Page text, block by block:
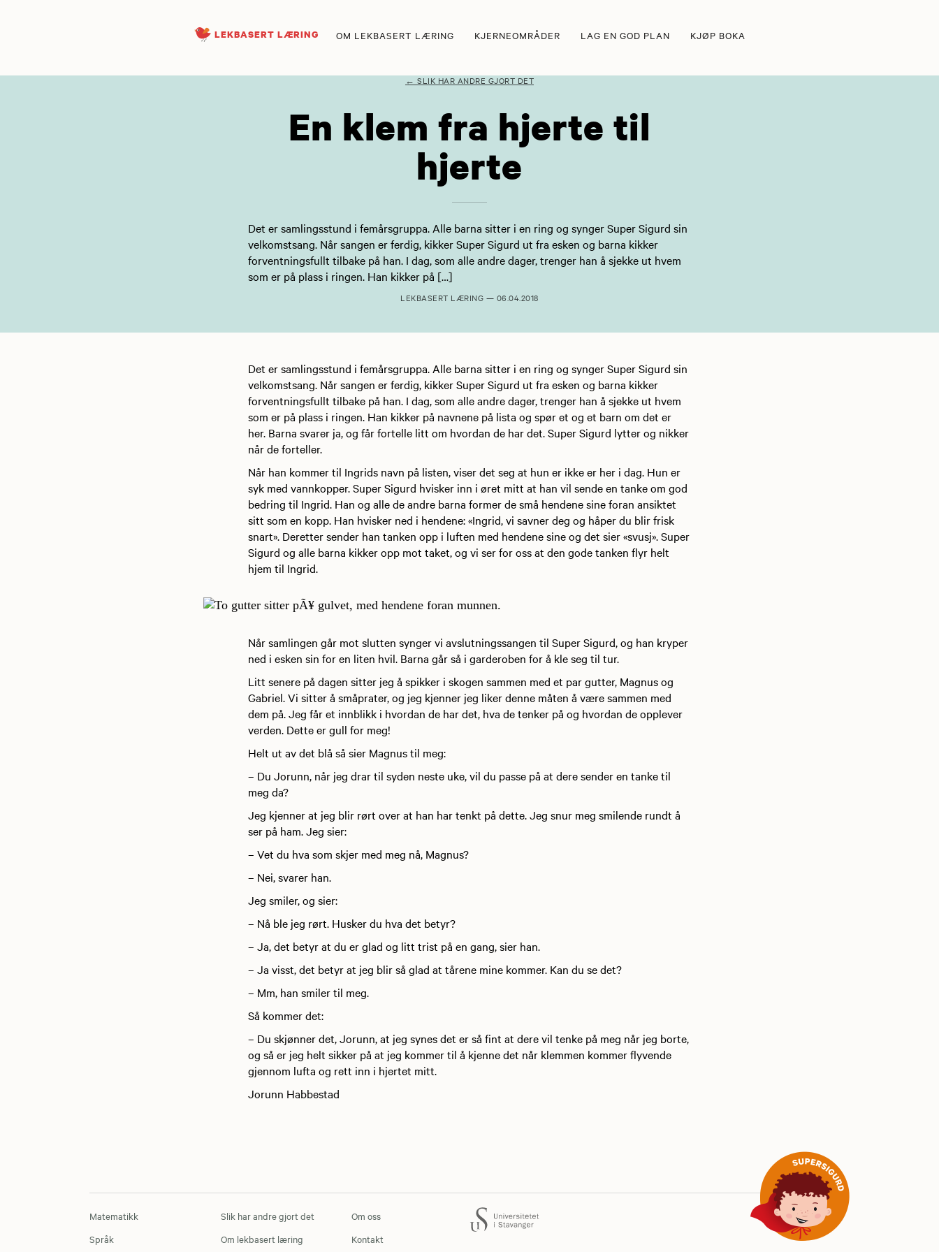
LEKBASERT LÆRING OM LEKBASERT LÆRING KJERNEOMRÅDER LAG EN GOD PLAN KJØP BOKA
← SLIK HAR ANDRE GJORT DET
En klem fra hjerte til
hjerte
Det er samlingsstund i femårsgruppa. Alle barna sitter i en ring og synger Super Sigurd sin
velkomstsang. Når sangen er ferdig, kikker Super Sigurd ut fra esken og barna kikker
forventningsfullt tilbake på han. I dag, som alle andre dager, trenger han å sjekke ut hvem
som er på plass i ringen. Han kikker på […]
LEKBASERT LÆRING — 06.04.2018
Det er samlingsstund i femårsgruppa. Alle barna sitter i en ring og synger Super Sigurd sin
velkomstsang. Når sangen er ferdig, kikker Super Sigurd ut fra esken og barna kikker
forventningsfullt tilbake på han. I dag, som alle andre dager, trenger han å sjekke ut hvem
som er på plass i ringen. Han kikker på navnene på lista og spør et og et barn om det er
her. Barna svarer ja, og får fortelle litt om hvordan de har det. Super Sigurd lytter og nikker
når de forteller.
Når han kommer til Ingrids navn på listen, viser det seg at hun er ikke er her i dag. Hun er
syk med vannkopper. Super Sigurd hvisker inn i øret mitt at han vil sende en tanke om god
bedring til Ingrid. Han og alle de andre barna former de små hendene sine foran ansiktet
sitt som en kopp. Han hvisker ned i hendene: «Ingrid, vi savner deg og håper du blir frisk
snart». Deretter sender han tanken opp i luften med hendene sine og det sier «svusj». Super
Sigurd og alle barna kikker opp mot taket, og vi ser for oss at den gode tanken flyr helt
hjem til Ingrid.
Når samlingen går mot slutten synger vi avslutningssangen til Super Sigurd, og han kryper
ned i esken sin for en liten hvil. Barna går så i garderoben for å kle seg til tur.
Litt senere på dagen sitter jeg å spikker i skogen sammen med et par gutter, Magnus og
Gabriel. Vi sitter å småprater, og jeg kjenner jeg liker denne måten å være sammen med
dem på. Jeg får et innblikk i hvordan de har det, hva de tenker på og hvordan de opplever
verden. Dette er gull for meg!
Helt ut av det blå så sier Magnus til meg:
– Du Jorunn, når jeg drar til syden neste uke, vil du passe på at dere sender en tanke til
meg da?
Jeg kjenner at jeg blir rørt over at han har tenkt på dette. Jeg snur meg smilende rundt å
ser på ham. Jeg sier:
– Vet du hva som skjer med meg nå, Magnus?
– Nei, svarer han.
Jeg smiler, og sier:
– Nå ble jeg rørt. Husker du hva det betyr?
– Ja, det betyr at du er glad og litt trist på en gang, sier han.
– Ja visst, det betyr at jeg blir så glad at tårene mine kommer. Kan du se det?
– Mm, han smiler til meg.
Så kommer det:
– Du skjønner det, Jorunn, at jeg synes det er så fint at dere vil tenke på meg når jeg borte,
og så er jeg helt sikker på at jeg kommer til å kjenne det når klemmen kommer flyvende
gjennom lufta og rett inn i hjertet mitt.
Jorunn Habbestad
Matematikk
Språk
Slik har andre gjort det
Om lekbasert læring
Om oss
Kontakt